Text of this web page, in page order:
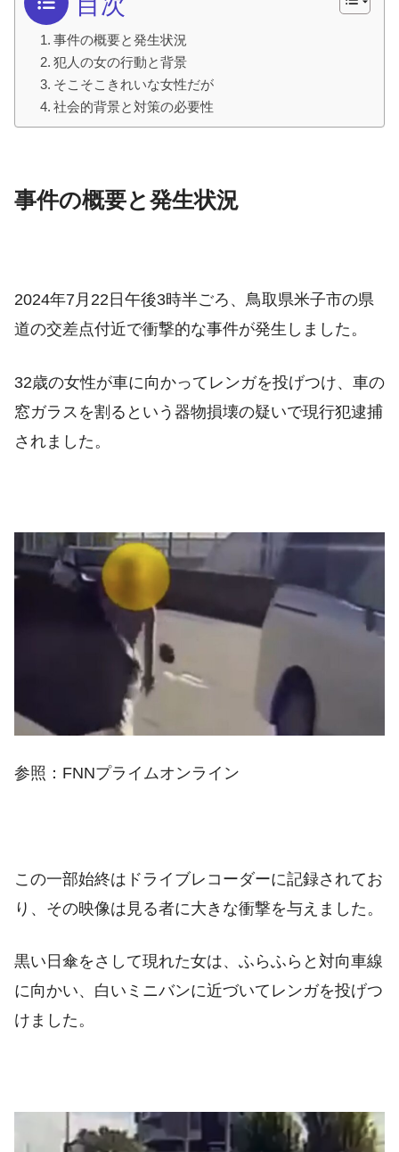
事件の概要と発生状況
犯人の女の行動と背景
そこそこきれいな女性だが
社会的背景と対策の必要性
事件の概要と発生状況
2024年7月22日午後3時半ごろ、鳥取県米子市の県
道の交差点付近で衝撃的な事件が発生しました。
32歳の女性が車に向かってレンガを投げつけ、車の
窓ガラスを割るという器物損壊の疑いで現行犯逮捕
されました。
参照：FNNプライムオンライン
この一部始終はドライブレコーダーに記録されてお
り、その映像は見る者に大きな衝撃を与えました。
黒い日傘をさして現れた女は、ふらふらと対向車線
に向かい、白いミニバンに近づいてレンガを投げつ
けました。